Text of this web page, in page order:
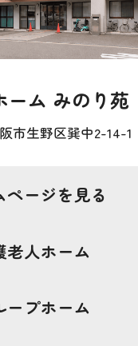
ーム みのり苑
市生野区巽中2-14-1
ページを見る
老人ホーム
ープホーム